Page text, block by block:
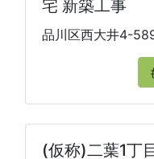
宅 新築工事
品川区西大井4-
(仮称)二葉1丁